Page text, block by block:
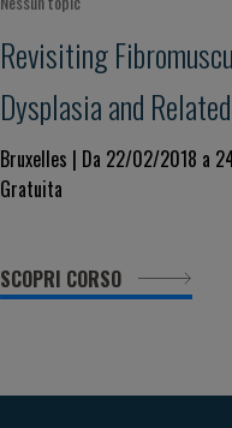
Revisiting
Dysplasia and
Diseases
Bruxelles | Da 22/02/2018 a
Gratuita
SCOPRI CORSO